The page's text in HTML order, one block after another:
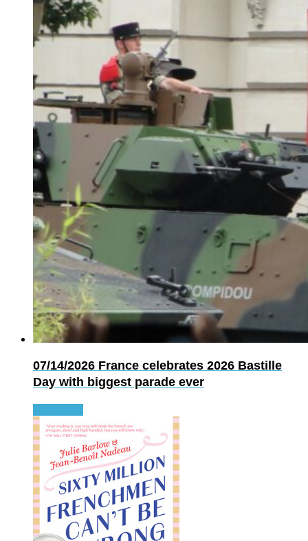
07/14/2026 France celebrates 2026 Bastille
Day with biggest parade ever